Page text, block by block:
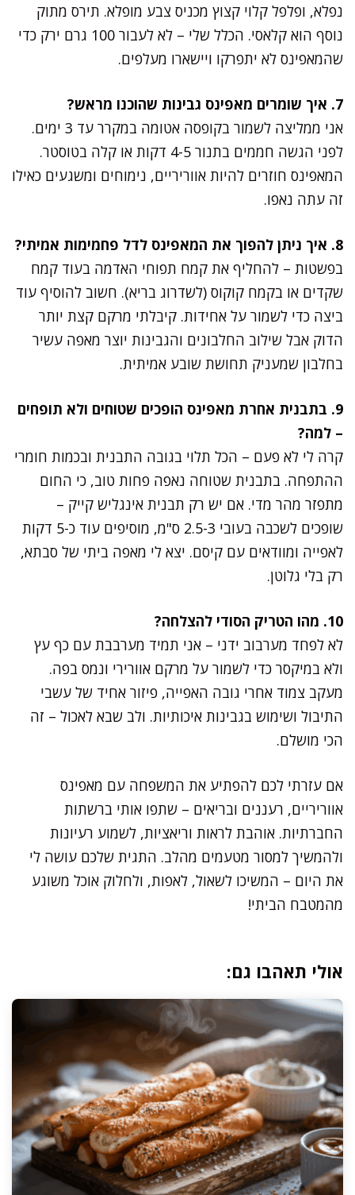
נפלא, ופלפל קלוי קצוץ מכניס צבע מופלא. תירס מתוק
נוסף הוא קלאסי. הכלל שלי – לא לעבור 100 גרם ירק כדי
שהמאפינס לא יתפרקו ויישארו מעלפים.
7. איך שומרים מאפינס גבינות שהוכנו מראש?
אני ממליצה לשמור בקופסה אטומה במקרר עד 3 ימים.
לפני הגשה חממים בתנור 4-5 דקות או קלה בטוסטר.
המאפינס חוזרים להיות אווריריים, נימוחים ומשגעים כאילו
זה עתה נאפו.
8. איך ניתן להפוך את המאפינס לדל פחמימות אמיתי?
בפשטות – להחליף את קמח תפוחי האדמה בעוד קמח
שקדים או בקמח קוקוס (לשדרוג בריא). חשוב להוסיף עוד
ביצה כדי לשמור על אחידות. קיבלתי מרקם קצת יותר
הדוק אבל שילוב החלבונים והגבינות יוצר מאפה עשיר
בחלבון שמעניק תחושת שובע אמיתית.
9. בתבנית אחרת מאפינס הופכים שטוחים ולא תופחים
– למה?
קרה לי לא פעם – הכל תלוי בגובה התבנית ובכמות חומרי
ההתפחה. בתבנית שטוחה נאפה פחות טוב, כי החום
מתפזר מהר מדי. אם יש רק תבנית אינגליש קייק –
שופכים לשכבה בעובי 2.5-3 ס"מ, מוסיפים עוד כ-5 דקות
לאפייה ומוודאים עם קיסם. יצא לי מאפה ביתי של סבתא,
רק בלי גלוטן.
10. מהו הטריק הסודי להצלחה?
לא לפחד מערבוב ידני – אני תמיד מערבבת עם כף עץ
ולא במיקסר כדי לשמור על מרקם אוורירי ונמס בפה.
מעקב צמוד אחרי גובה האפייה, פיזור אחיד של עשבי
התיבול ושימוש בגבינות איכותיות. ולב שבא לאכול – זה
הכי מושלם.
אם עזרתי לכם להפתיע את המשפחה עם מאפינס
אווריריים, רעננים ובריאים – שתפו אותי ברשתות
החברתיות. אוהבת לראות וריאציות, לשמוע רעיונות
ולהמשיך למסור מטעמים מהלב. התגית שלכם עושה לי
את היום – המשיכו לשאול, לאפות, ולחלוק אוכל משוגע
מהמטבח הביתי!
אולי תאהבו גם: